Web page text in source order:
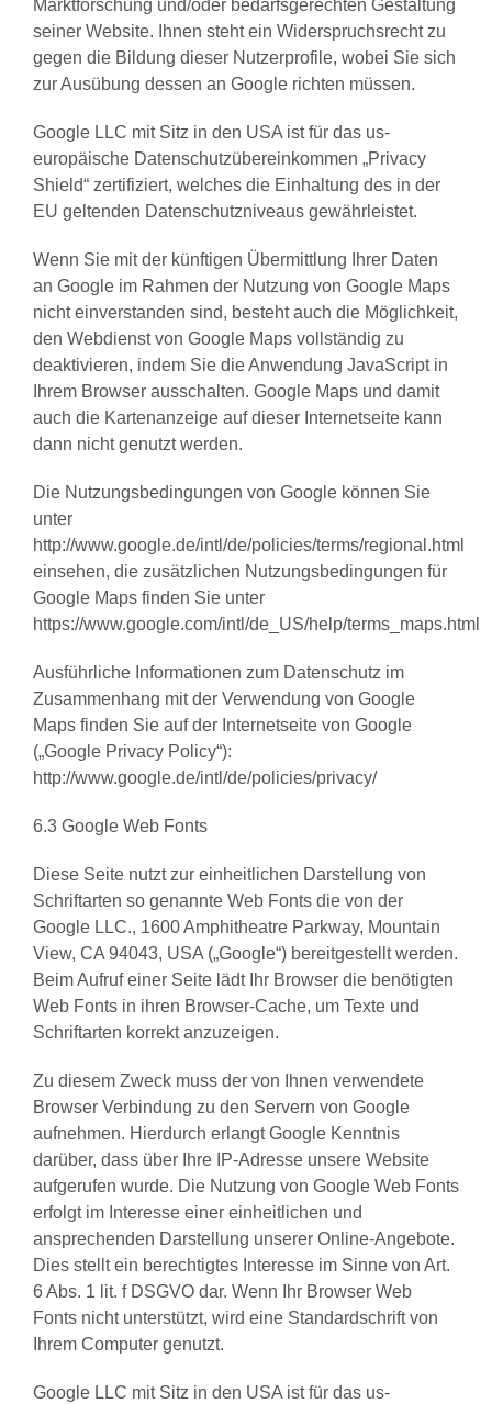
Marktforschung und/oder bedarfsgerechten Gestaltung
seiner Website. Ihnen steht ein Widerspruchsrecht zu
gegen die Bildung dieser Nutzerprofile, wobei Sie sich
zur Ausübung dessen an Google richten müssen.
Google LLC mit Sitz in den USA ist für das us-
europäische Datenschutzübereinkommen „Privacy
Shield“ zertifiziert, welches die Einhaltung des in der
EU geltenden Datenschutzniveaus gewährleistet.
Wenn Sie mit der künftigen Übermittlung Ihrer Daten
an Google im Rahmen der Nutzung von Google Maps
nicht einverstanden sind, besteht auch die Möglichkeit,
den Webdienst von Google Maps vollständig zu
deaktivieren, indem Sie die Anwendung JavaScript in
Ihrem Browser ausschalten. Google Maps und damit
auch die Kartenanzeige auf dieser Internetseite kann
dann nicht genutzt werden.
Die Nutzungsbedingungen von Google können Sie
unter
http://www.google.de/intl/de/policies/terms/regional.html
einsehen, die zusätzlichen Nutzungsbedingungen für
Google Maps finden Sie unter
https://www.google.com/intl/de_US/help/terms_maps.html
Ausführliche Informationen zum Datenschutz im
Zusammenhang mit der Verwendung von Google
Maps finden Sie auf der Internetseite von Google
(„Google Privacy Policy“):
http://www.google.de/intl/de/policies/privacy/
6.3 Google Web Fonts
Diese Seite nutzt zur einheitlichen Darstellung von
Schriftarten so genannte Web Fonts die von der
Google LLC., 1600 Amphitheatre Parkway, Mountain
View, CA 94043, USA („Google“) bereitgestellt werden.
Beim Aufruf einer Seite lädt Ihr Browser die benötigten
Web Fonts in ihren Browser-Cache, um Texte und
Schriftarten korrekt anzuzeigen.
Zu diesem Zweck muss der von Ihnen verwendete
Browser Verbindung zu den Servern von Google
aufnehmen. Hierdurch erlangt Google Kenntnis
darüber, dass über Ihre IP-Adresse unsere Website
aufgerufen wurde. Die Nutzung von Google Web Fonts
erfolgt im Interesse einer einheitlichen und
ansprechenden Darstellung unserer Online-Angebote.
Dies stellt ein berechtigtes Interesse im Sinne von Art.
6 Abs. 1 lit. f DSGVO dar. Wenn Ihr Browser Web
Fonts nicht unterstützt, wird eine Standardschrift von
Ihrem Computer genutzt.
Google LLC mit Sitz in den USA ist für das us-